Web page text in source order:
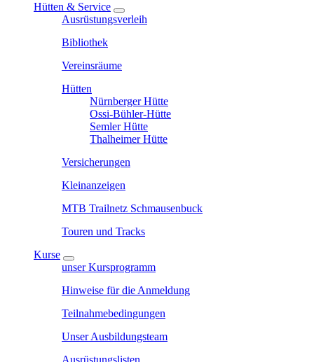
Hütten & Service
Ausrüstungsverleih
Bibliothek
Vereinsräume
Hütten
Nürnberger Hütte
Ossi-Bühler-Hütte
Semler Hütte
Thalheimer Hütte
Versicherungen
Kleinanzeigen
MTB Trailnetz Schmausenbuck
Touren und Tracks
Kurse
unser Kursprogramm
Hinweise für die Anmeldung
Teilnahmebedingungen
Unser Ausbildungsteam
Ausrüstungslisten